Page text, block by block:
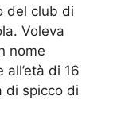
del club di
Voleva
nome
di 16
di spicco di